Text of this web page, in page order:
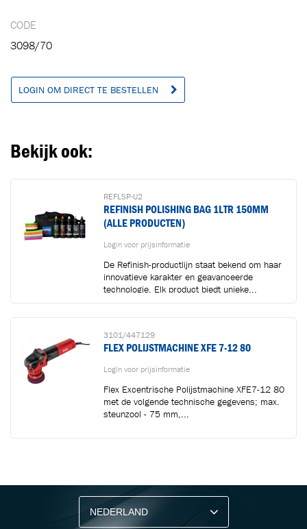
CODE
3098/70
LOGIN OM DIRECT TE BESTELLEN
Bekijk ook:
REFLSP-U2
REFINISH POLISHING BAG 1LTR 150MM
(ALLE PRODUCTEN)
Login voor prijsinformatie
De Refinish-productlijn staat bekend om haar
innovatieve karakter en geavanceerde
technologie. Elk product biedt unieke...
3101/447129
FLEX POLIJSTMACHINE XFE 7-12 80
Login voor prijsinformatie
Flex Excentrische Polijstmachine XFE7-12 80
met de volgende technische gegevens; max.
steunzool - 75 mm,...
Ontvang vakgerelateerde tips,
aanbiedingen en productupdates van Cartec.